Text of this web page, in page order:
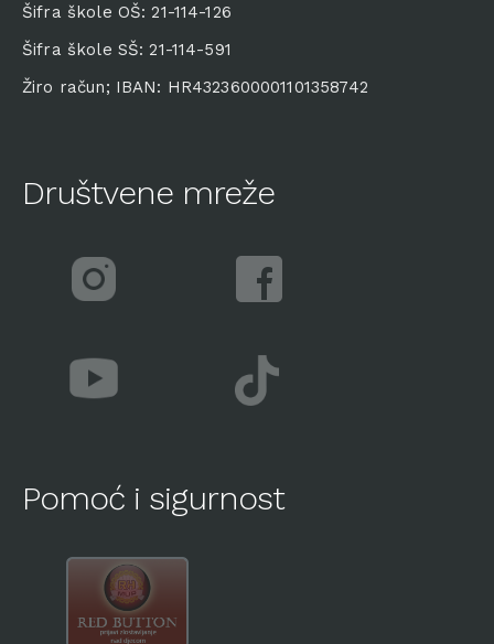
Šifra škole OŠ: 21-114-126
Šifra škole SŠ: 21-114-591
Žiro račun; IBAN: HR4323600001101358742
Društvene mreže
Pomoć i sigurnost